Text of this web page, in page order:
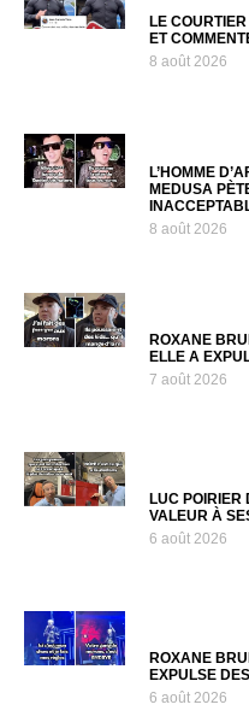
LE
ET
8 août 2026
L’HOMME
MEDUSA
8 août 2026
ROXANE
ELLE A
7 août 2026
LUC POIRIER
VALEUR À
6 août 2026
ROXANE
EXPULSE
6 août 2026